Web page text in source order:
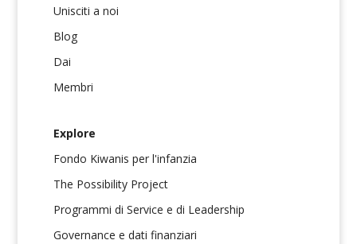
Unisciti a noi
Blog
Dai
Membri
Explore
Fondo Kiwanis per l'infanzia
The Possibility Project
Programmi di Service e di Leadership
Governance e dati finanziari